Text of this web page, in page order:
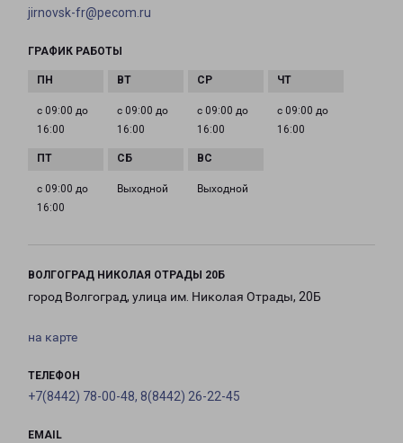
jirnovsk-fr@pecom.ru
ГРАФИК РАБОТЫ
с 09:00 до
16:00
с 09:00 до
16:00
с 09:00 до
16:00
с 09:00 до
16:00
с 09:00 до
16:00
Выходной Выходной
ВОЛГОГРАД НИКОЛАЯ ОТРАДЫ 20Б
город Волгоград, улица им. Николая Отрады, 20Б
на карте
ТЕЛЕФОН
+7(8442) 78-00-48, 8(8442) 26-22-45
EMAIL